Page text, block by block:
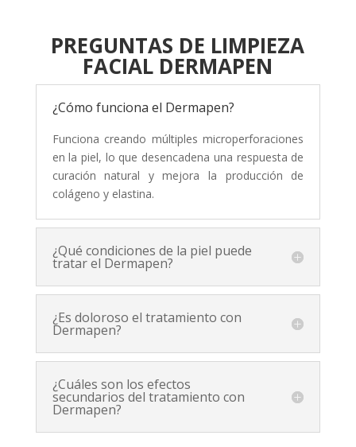
PREGUNTAS DE LIMPIEZA
FACIAL DERMAPEN
¿Cómo funciona el Dermapen?
Funciona creando múltiples microperforaciones
en la piel, lo que desencadena una respuesta de
curación natural y mejora la producción de
colágeno y elastina.
¿Qué condiciones de la piel puede
tratar el Dermapen?
¿Es doloroso el tratamiento con
Dermapen?
¿Cuáles son los efectos
secundarios del tratamiento con
Dermapen?